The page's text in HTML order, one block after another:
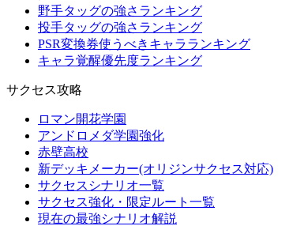
野手タッグの強さランキング
投手タッグの強さランキング
PSR変換券使うべきキャラランキング
キャラ覚醒優先度ランキング
サクセス攻略
ロマン開花学園
アンドロメダ学園強化
赤壁高校
新デッキメーカー(オリジンサクセス対応)
サクセスシナリオ一覧
サクセス強化・限定ルート一覧
現在の最強シナリオ解説